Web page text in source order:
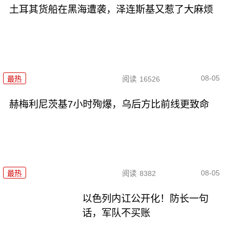
土耳其货船在黑海遭袭，泽连斯基又惹了大麻烦
最热 阅读 16526 08-05
赫梅利尼茨基7小时殉爆，乌后方比前线更致命
最热 阅读 8382 08-05
以色列内讧公开化！防长一句
话，军队不买账